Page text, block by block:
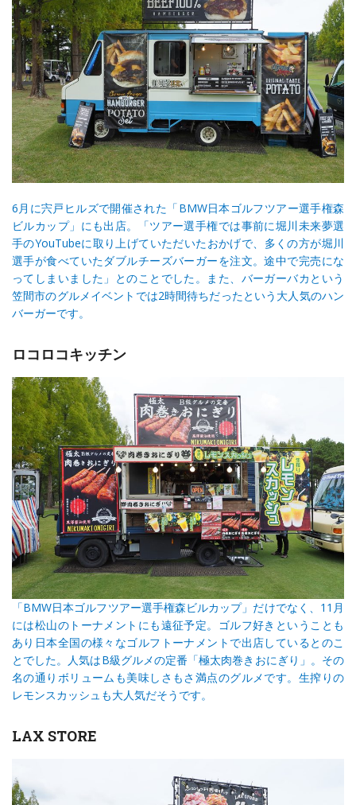
6月に宍戸ヒルズで開催された「BMW日本ゴルフツアー選手権森
ビルカップ」にも出店。「ツアー選手権では事前に堀川未来夢選
手のYouTubeに取り上げていただいたおかげで、多くの方が堀川
選手が食べていたダブルチーズバーガーを注文。途中で完売にな
ってしまいました」とのことでした。また、バーガーバカという
笠間市のグルメイベントでは2時間待ちだったという大人気のハン
バーガーです。
ロコロコキッチン
「BMW日本ゴルフツアー選手権森ビルカップ」だけでなく、11月
には松山のトーナメントにも遠征予定。ゴルフ好きということも
あり日本全国の様々なゴルフトーナメントで出店しているとのこ
とでした。人気はB級グルメの定番「極太肉巻きおにぎり」。その
名の通りボリュームも美味しさもさ満点のグルメです。生搾りの
レモンスカッシュも大人気だそうです。
LAX STORE